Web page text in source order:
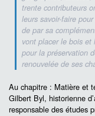
trente contributeurs
leurs savoir-faire
de par sa
vont placer le bois
pour la préservation
renouvelée de ses
Au chapitre : Matière et
Gilbert Byl, historienne
responsable des études